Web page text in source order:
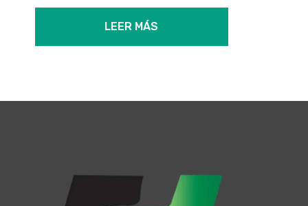
LEER MÁS